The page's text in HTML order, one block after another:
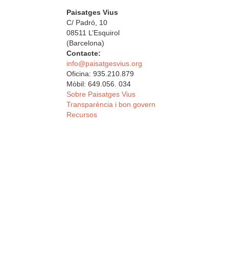
Paisatges Vius
C/ Padró, 10
08511 L’Esquirol
(Barcelona)
Contacte:
info@paisatgesvius.org
Oficina: 935.210.879
Mòbil: 649.056. 034
Sobre Paisatges Vius
Transparència i bon govern
Recursos